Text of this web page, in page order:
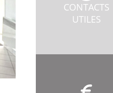
CONTACTS
UTILES